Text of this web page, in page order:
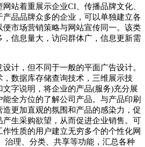
站着重展示企业CI、传播品牌文化、
品品牌众多的企业，可以单独建立各
市场营销策略与网站宣传同一。该类
，信息量大，访问群体广，信息更新需
计，但不同于一般的平面广告设计。
数据库存储查询技术，三维展示技
字说明，将企业的产品(服务)充分展
全方位的了解公司产品。与产品印刷
更加直观的氛围和产品的感染力，促
生采购欲望，从而促进企业销售。可
作性质的用户建立无穷多个的个性化网
治理、分类、共享等功能，汇总各种